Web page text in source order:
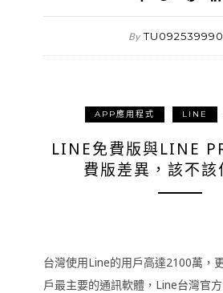
By
APP應用程式 LINE
LINE免費版與LINE
費版差異，該不該
台灣使用Line的用戶高達2100萬，
戶最主要的通訊軟體，Line台灣官